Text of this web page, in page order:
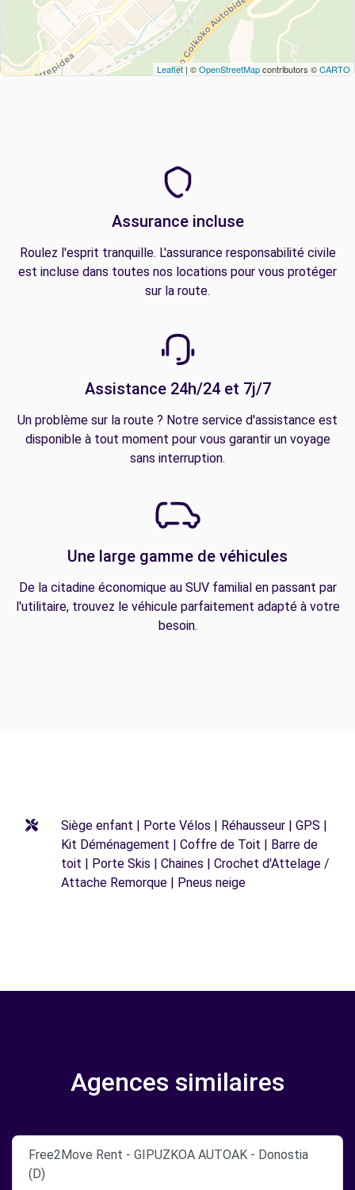
Leaflet| ©OpenStreetMapcontributors ©CARTO
Assurance incluse
Roulez l'esprit tranquille. L'assurance responsabilité civile
est incluse dans toutes nos locations pour vous protéger
sur la route.
Assistance 24h/24 et 7j/7
Un problème sur la route ? Notre service d'assistance est
disponible à tout moment pour vous garantir un voyage
sans interruption.
Une large gamme de véhicules
De la citadine économique au SUV familial en passant par
l'utilitaire, trouvez le véhicule parfaitement adapté à votre
besoin.
Siège enfant | Porte Vélos | Réhausseur | GPS |
Kit Déménagement | Coffre de Toit | Barre de
toit | Porte Skis | Chaines | Crochet d'Attelage /
Attache Remorque | Pneus neige
Agences similaires
Free2Move Rent - GIPUZKOA AUTOAK - Donostia
(D)